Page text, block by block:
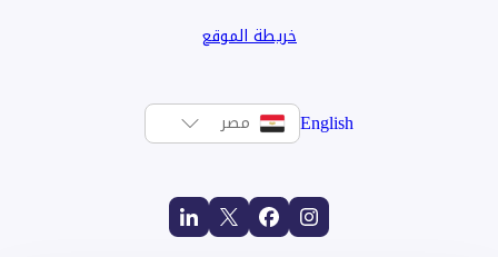
خريطة الموقع
English مصر